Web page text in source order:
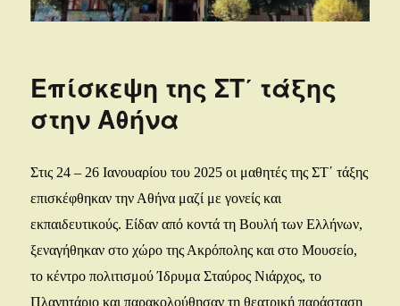
Επίσκεψη της ΣΤ΄ τάξης
στην Αθήνα
Στις 24 – 26 Ιανουαρίου του 2025 οι μαθητές της ΣΤ΄ τάξης
επισκέφθηκαν την Αθήνα μαζί με γονείς και
εκπαιδευτικούς. Είδαν από κοντά τη Βουλή των Ελλήνων,
ξεναγήθηκαν στο χώρο της Ακρόπολης και στο Μουσείο,
το κέντρο πολιτισμού Ίδρυμα Σταύρος Νιάρχος, το
Πλανητάριο και παρακολούθησαν τη θεατρική παράσταση